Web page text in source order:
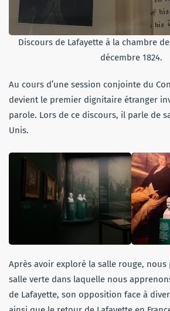
Discours de Lafayette à la chambre
décembre 1824.
Au cours d’une session conjointe du
devient le premier dignitaire étranger
parole. Lors de ce discours, il parle de
Unis.
Après avoir exploré la salle rouge,
salle verte dans laquelle nous
de Lafayette, son opposition face à